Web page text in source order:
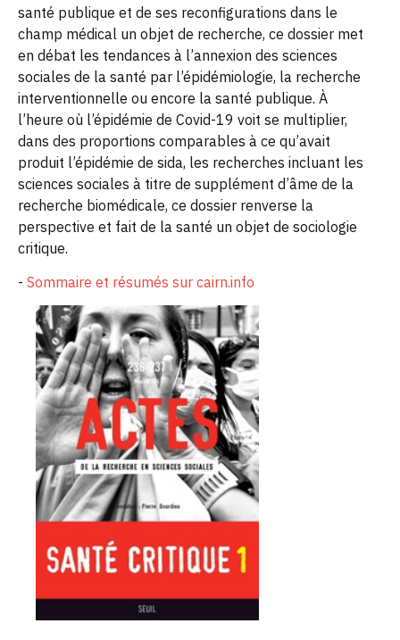
santé publique et de ses reconfigurations dans le
champ médical un objet de recherche, ce dossier met
en débat les tendances à l’annexion des sciences
sociales de la santé par l’épidémiologie, la recherche
interventionnelle ou encore la santé publique. À
l’heure où l’épidémie de Covid-19 voit se multiplier,
dans des proportions comparables à ce qu’avait
produit l’épidémie de sida, les recherches incluant les
sciences sociales à titre de supplément d’âme de la
recherche biomédicale, ce dossier renverse la
perspective et fait de la santé un objet de sociologie
critique.
- Sommaire et résumés sur cairn.info